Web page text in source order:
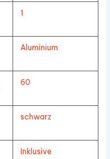
1
Aluminium
60
schwarz
Inklusive